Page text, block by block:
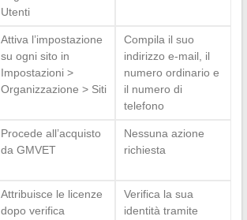
Utenti
Attiva l’impostazione
su ogni sito in
Impostazioni >
Organizzazione > Siti
Compila il suo
indirizzo e-mail, il
numero ordinario e
il numero di
telefono
Procede all’acquisto
da GMVET
Nessuna azione
richiesta
Attribuisce le licenze
dopo verifica
Verifica la sua
identità tramite